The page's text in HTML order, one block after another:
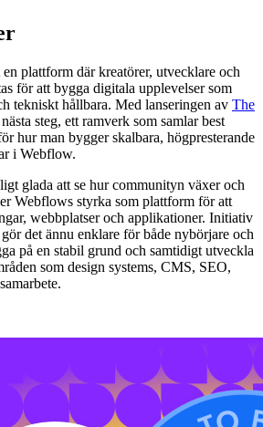
plattform där kreatörer, utvecklare och
för att bygga digitala upplevelser som
tekniskt hållbara. Med lanseringen av The
steg, ett ramverk som samlar best
hur man bygger skalbara, högpresterande
i Webflow.
glada att se hur communityn växer och
Webflows styrka som plattform för att
webbplatser och applikationer. Initiativ
det ännu enklare för både nybörjare och
på en stabil grund och samtidigt utveckla
som design systems, CMS, SEO,